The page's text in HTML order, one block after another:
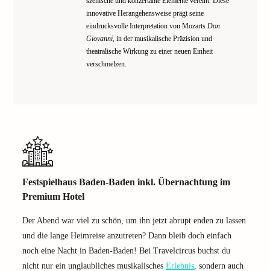
innovative Herangehensweise prägt seine
eindrucksvolle Interpretation von Mozarts Don
Giovanni, in der musikalische Präzision und
theatralische Wirkung zu einer neuen Einheit
verschmelzen.
Festspielhaus Baden-Baden inkl. Übernachtung im
Premium Hotel
Der Abend war viel zu schön, um ihn jetzt abrupt enden zu lassen
und die lange Heimreise anzutreten? Dann bleib doch einfach
noch eine Nacht in Baden-Baden! Bei Travelcircus buchst du
nicht nur ein unglaubliches musikalisches Erlebnis, sondern auch